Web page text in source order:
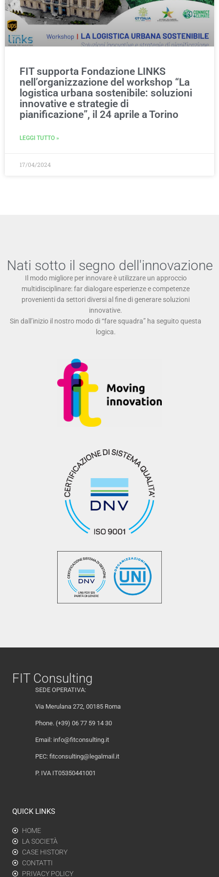
FIT supporta Fondazione LINKS
nell’organizzazione del workshop “La
logistica urbana sostenibile: soluzioni
innovative e strategie di
pianificazione”, il 24 aprile a Torino
LEGGI TUTTO »
17/04/2024
Nati sotto il segno dell'innovazione
Il modo migliore per innovare è utilizzare un approccio
multidisciplinare: far dialogare esperienze e competenze
provenienti da settori diversi al fine di generare soluzioni
innovative.
Sin dall’inizio il nostro modo di “fare squadra” ha seguito questa
logica.
FIT Consulting
SEDE OPERATIVA:
Via Merulana 272, 00185 Roma
Phone. (+39) 06 77 59 14 30
Email: info@fitconsulting.it
PEC: fitconsulting@legalmail.it
P. IVA IT05350441001
QUICK LINKS
HOME
LA SOCIETÀ
CASE HISTORY
CONTATTI
PRIVACY POLICY